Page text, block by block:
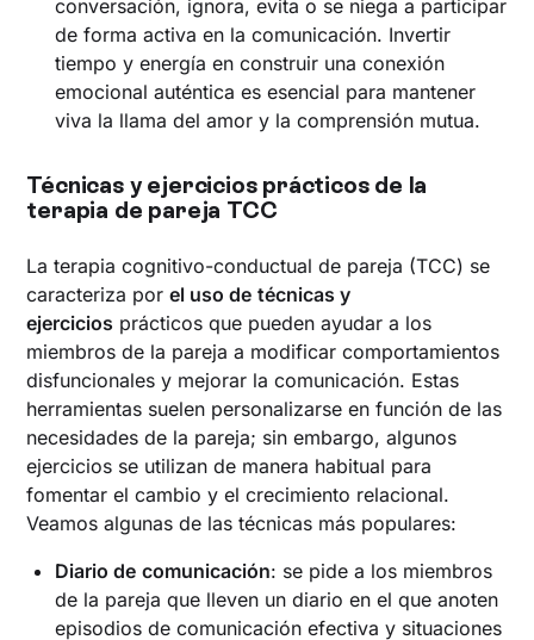
conversación, ignora, evita o se niega a participar
de forma activa en la comunicación. Invertir
tiempo y energía en construir una conexión
emocional auténtica es esencial para mantener
viva la llama del amor y la comprensión mutua.
Técnicas y ejercicios prácticos de la
terapia de pareja TCC
La terapia cognitivo-conductual de pareja (TCC) se
caracteriza porel uso de técnicas y
ejercicios prácticos que pueden ayudar a los
miembros de la pareja a modificar comportamientos
disfuncionales y mejorar la comunicación. Estas
herramientas suelen personalizarse en función de las
necesidades de la pareja; sin embargo, algunos
ejercicios se utilizan de manera habitual para
fomentar el cambio y el crecimiento relacional.
Veamos algunas de las técnicas más populares:
Diario de comunicación: se pide a los miembros
de la pareja que lleven un diario en el que anoten
episodios de comunicación efectiva y situaciones